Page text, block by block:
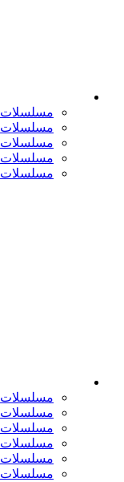
مسلسلات
مسلسلات
مسلسلات
مسلسلات
مسلسلات
مسلسلات
مسلسلات
مسلسلات
مسلسلات
مسلسلات